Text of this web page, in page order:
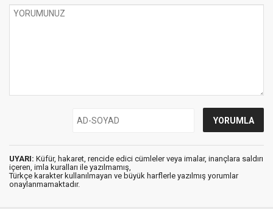
UYARI: Küfür, hakaret, rencide edici cümleler veya imalar, inançlara saldırı
içeren, imla kuralları ile yazılmamış,
Türkçe karakter kullanılmayan ve büyük harflerle yazılmış yorumlar
onaylanmamaktadır.